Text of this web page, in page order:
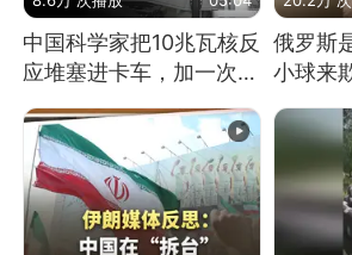
中国科学家把10兆瓦核反
应堆塞进卡车，加一次燃
料能跑几十年
俄罗斯
小球来
的